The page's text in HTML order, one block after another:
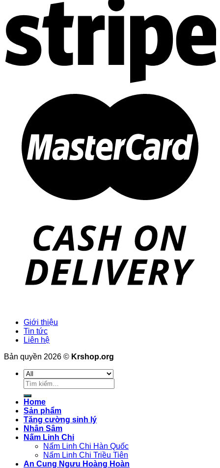
Giới thiệu
Tin tức
Liên hệ
Bản quyền 2026 © Krshop.org
Tìm
kiếm:
Home
Sản phẩm
Tăng cường sinh lý
Nhân Sâm
Nấm Linh Chi
Nấm Linh Chi Hàn Quốc
Nấm Linh Chi Triều Tiên
An Cung Ngưu Hoàng Hoàn